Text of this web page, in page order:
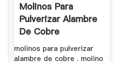
Molinos Para
Pulverizar Alambre
De Cobre
molinos para pulverizar
alambre de cobre . molino